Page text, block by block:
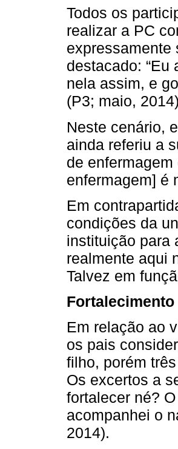
Todos os
realizar a PC
expressamente
destacado:
nela assim, e
(P3; maio,
Neste cenário,
ainda referiu a
de
enfermagem] é
Em
condições da
instituição para
realmente aqui
Talvez em
Em relação ao
os pais
filho, porém
Os excertos a
fortalecer né?
acompanhei o
2014).